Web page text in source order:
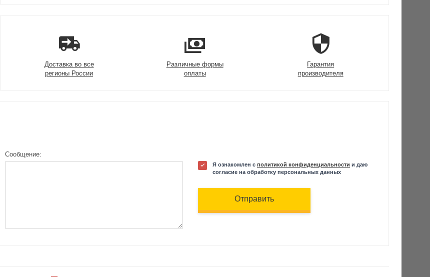
Доставка во все
регионы России
Различные формы
оплаты
Гарантия
производителя
Сообщение:
Я ознакомлен с политикой конфиденциальности и даю
согласие на обработку персональных данных
Отправить